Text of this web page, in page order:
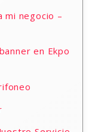
mi negocio –
en Ekpo